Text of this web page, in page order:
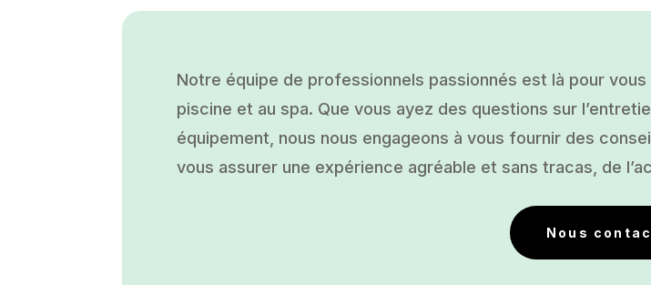
Notre équipe de professionnels passionnés est là pour
piscine et au spa. Que vous ayez des questions sur
équipement, nous nous engageons à vous fournir des
vous assurer une expérience agréable et sans tracas, de
Nous